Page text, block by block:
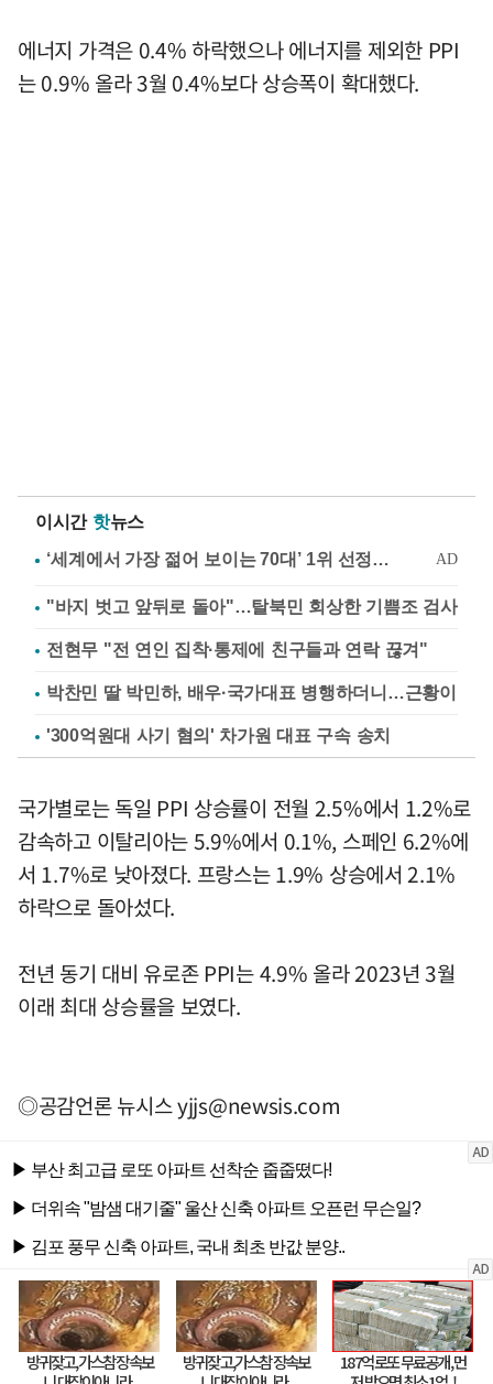
에너지 가격은 0.4% 하락했으나 에너지를 제외한 PPI
는 0.9% 올라 3월 0.4%보다 상승폭이 확대했다.
이시간 핫뉴스
"바지 벗고 앞뒤로 돌아"…탈북민 회상한 기쁨조 검사
전현무 "전 연인 집착·통제에 친구들과 연락 끊겨"
박찬민 딸 박민하, 배우·국가대표 병행하더니…근황이
'300억원대 사기 혐의' 차가원 대표 구속 송치
국가별로는 독일 PPI 상승률이 전월 2.5%에서 1.2%로
감속하고 이탈리아는 5.9%에서 0.1%, 스페인 6.2%에
서 1.7%로 낮아졌다. 프랑스는 1.9% 상승에서 2.1%
하락으로 돌아섰다.
전년 동기 대비 유로존 PPI는 4.9% 올라 2023년 3월
이래 최대 상승률을 보였다.
◎공감언론 뉴시스yjjs@newsis.com